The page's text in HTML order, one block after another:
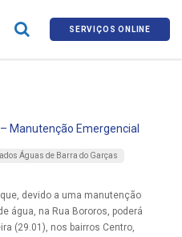
SERVIÇOS ONLINE
Manutenção Emergencial
Águas de Barra do Garças
devido a uma manutenção
água, na Rua Bororos, poderá
(29.01), nos bairros Centro,